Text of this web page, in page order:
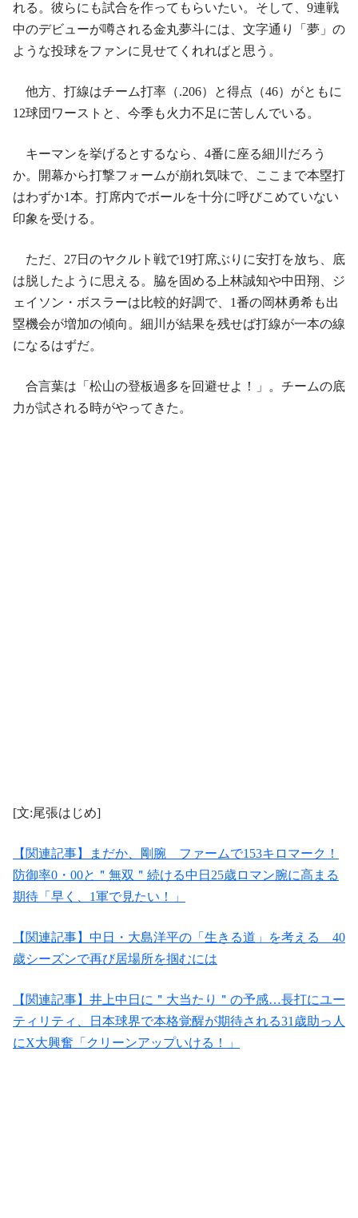
れる。彼らにも試合を作ってもらいたい。そして、9連戦
中のデビューが噂される金丸夢斗には、文字通り「夢」の
ような投球をファンに見せてくれればと思う。
他方、打線はチーム打率（.206）と得点（46）がともに
12球団ワーストと、今季も火力不足に苦しんでいる。
キーマンを挙げるとするなら、4番に座る細川だろう
か。開幕から打撃フォームが崩れ気味で、ここまで本塁打
はわずか1本。打席内でボールを十分に呼びこめていない
印象を受ける。
ただ、27日のヤクルト戦で19打席ぶりに安打を放ち、底
は脱したように思える。脇を固める上林誠知や中田翔、ジ
ェイソン・ボスラーは比較的好調で、1番の岡林勇希も出
塁機会が増加の傾向。細川が結果を残せば打線が一本の線
になるはずだ。
合言葉は「松山の登板過多を回避せよ！」。チームの底
力が試される時がやってきた。
[文:尾張はじめ]
【関連記事】まだか、剛腕 ファームで153キロマーク！
防御率0・00と＂無双＂続ける中日25歳ロマン腕に高まる
期待「早く、1軍で見たい！」
【関連記事】中日・大島洋平の「生きる道」を考える 40
歳シーズンで再び居場所を掴むには
【関連記事】井上中日に＂大当たり＂の予感…長打にユー
ティリティ、日本球界で本格覚醒が期待される31歳助っ人
にX大興奮「クリーンアップいける！」